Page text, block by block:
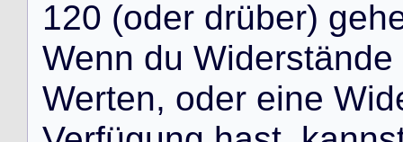
120 (oder drüber) geh
Wenn du Widerstände
Werten, oder eine Wid